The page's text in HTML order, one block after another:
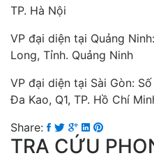
TP. Hà Nội
VP đại diện tại Quảng
Long, Tỉnh. Quảng Ninh
VP đại diện tại Sài Gòn:
Đa Kao, Q1, TP. Hồ Chí
Share:
TRA CỨU